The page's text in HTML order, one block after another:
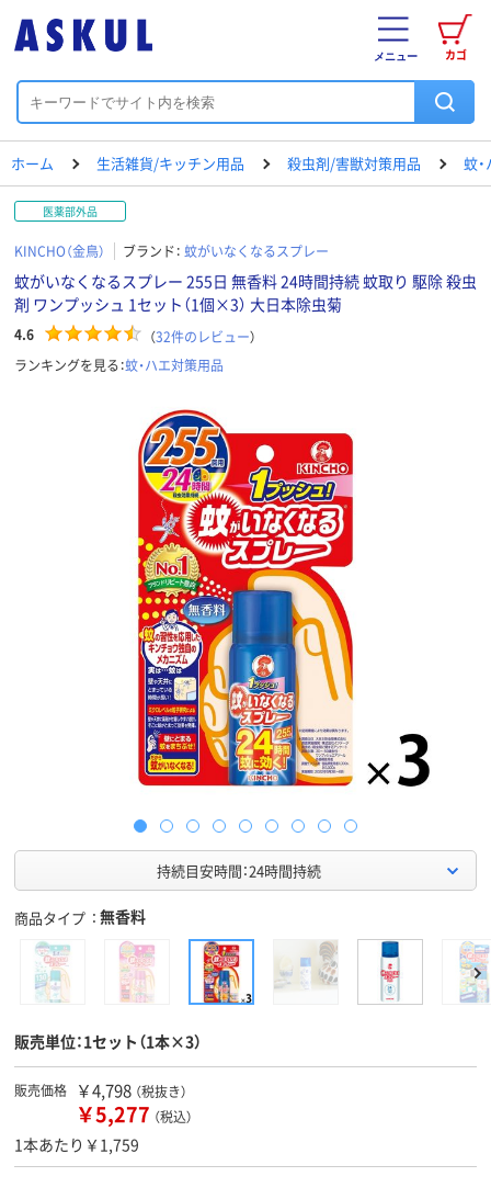
カゴ
メニュー
ホーム 生活雑貨/キッチン用品 殺虫剤/害獣対策用品 蚊
医薬部外品
KINCHO（金鳥） ブランド： 蚊がいなくなるスプレー
蚊がいなくなるスプレー 255日 無香料 24時間持続 蚊取り 駆除 殺虫
剤 ワンプッシュ 1セット（1個×3） 大日本除虫菊
4.6 （32件のレビュー）
ランキングを見る：蚊・ハエ対策用品
持続目安時間：24時間持続
商品タイプ 無香料
販売単位：1セット（1本×3）
販売価格 ￥4,798 （税抜き）
￥5,277 （税込）
1本あたり￥1,759